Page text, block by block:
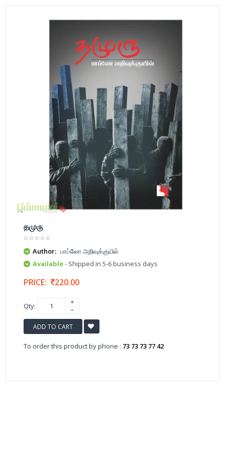
தமுரு
Author: பாப்லோ அறிவுக்குயில்
Available- Shipped in 5-6 business days
PRICE: 220.00
Qty:
ADD TO CART
To order this product by phone : 73 73 73 77 42